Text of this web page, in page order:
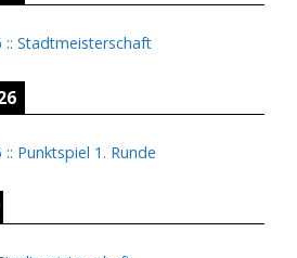
:: Stadtmeisterschaft
:: Punktspiel 1. Runde